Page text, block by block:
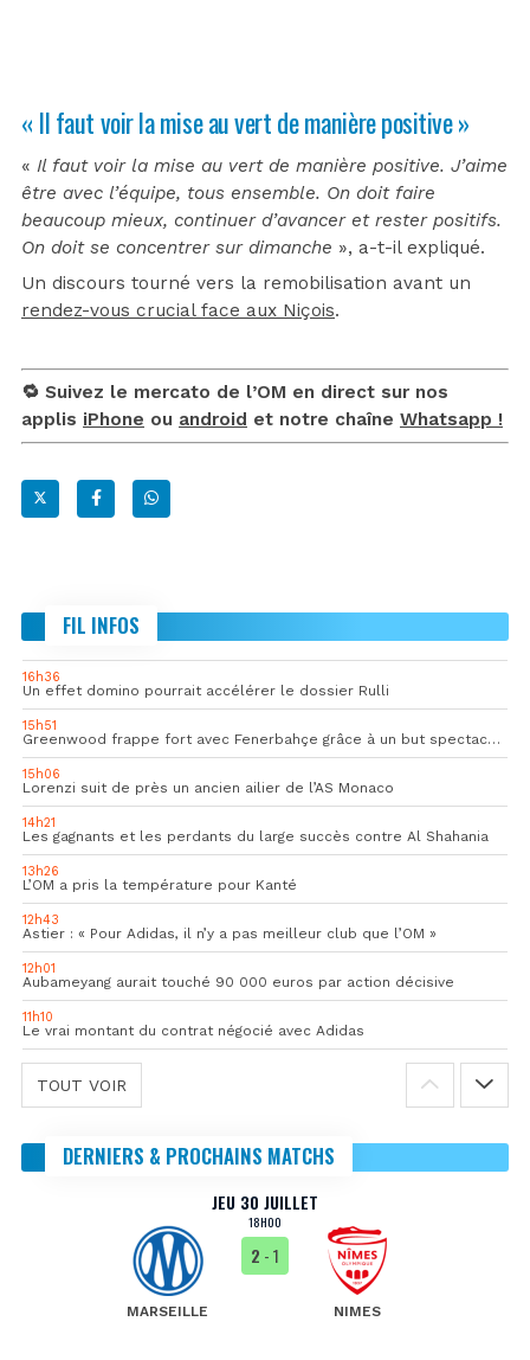
« Il faut voir la mise au vert de manière positive »
« Il faut voir la mise au vert de manière positive. J’aime
être avec l’équipe, tous ensemble. On doit faire
beaucoup mieux, continuer d’avancer et rester positifs.
On doit se concentrer sur dimanche », a-t-il expliqué.
Un discours tourné vers la remobilisation avant un
rendez-vous crucial face aux Niçois.
🔁 Suivez le mercato de l’OM en direct sur nos
applis iPhone ou android et notre chaîne Whatsapp !
FIL INFOS
16h36
Un effet domino pourrait accélérer le dossier Rulli
15h51
Greenwood frappe fort avec Fenerbahçe grâce à un but spectaculaire
15h06
Lorenzi suit de près un ancien ailier de l’AS Monaco
14h21
Les gagnants et les perdants du large succès contre Al Shahania
13h26
L’OM a pris la température pour Kanté
12h43
Astier : « Pour Adidas, il n’y a pas meilleur club que l’OM »
12h01
Aubameyang aurait touché 90 000 euros par action décisive
11h10
Le vrai montant du contrat négocié avec Adidas
TOUT VOIR
DERNIERS & PROCHAINS MATCHS
JEU 30 JUILLET
18H00
MARSEILLE
2 - 1
NIMES